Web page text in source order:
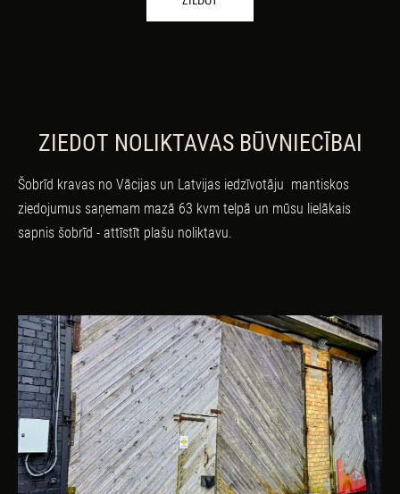
ZIEDOT NOLIKTAVAS BŪVNIECĪBAI
Šobrīd kravas no Vācijas un Latvijas iedzīvotāju mantiskos
ziedojumus saņemam mazā 63 kvm telpā un mūsu lielākais
sapnis šobrīd - attīstīt plašu noliktavu.